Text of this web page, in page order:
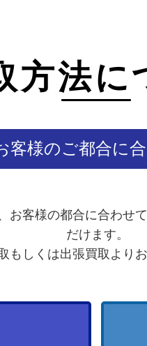
方法に
客様のご都合に
お客様の都合に合わせ
だけます。
もしくは出張買取より